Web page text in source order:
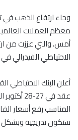
وجاء ارتفاع الذهب في
معظم العملات
أمس، والتي عززت من
الاحتياطي الفيدرالي
أعلن البنك الاحتياطي
عقد في
المناسب رفع أسعار
ستكون تدريجية